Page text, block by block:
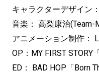
キャラクターデザイン
音楽： 高梨康治(Team-
アニメーション制作：
OP：MY FIRST STORY
ED： BAD HOP「Born